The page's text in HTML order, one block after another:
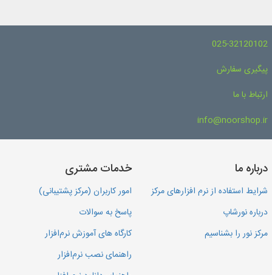
025-32120102
پیگیری سفارش
ارتباط با ما
info@noorshop.ir
درباره ما
شرایط استفاده از نرم افزارهای مرکز
درباره نورشاپ
مرکز نور را بشناسیم
خدمات مشتری
امور کاربران (مرکز پشتیبانی)
پاسخ به سوالات
کارگاه های آموزش نرم‌افزار
راهنمای نصب نرم‌افزار